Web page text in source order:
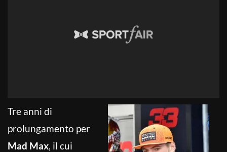
Tre anni di
prolungamento per
Mad Max, il cui